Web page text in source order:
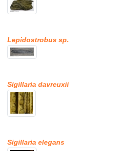
Lepidostrobus sp.
Sigillaria davreuxii
Sigillaria elegans